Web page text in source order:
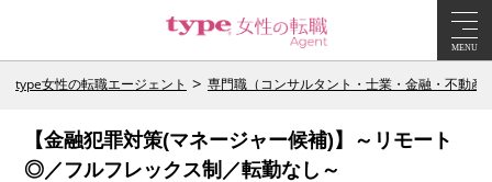
MENU
type女性の転職エージェント 専門職（コンサルタント・士業・金融・不動産
【金融犯罪対策(マネージャー候補)】～リモート
◎／フルフレックス制／転勤なし～